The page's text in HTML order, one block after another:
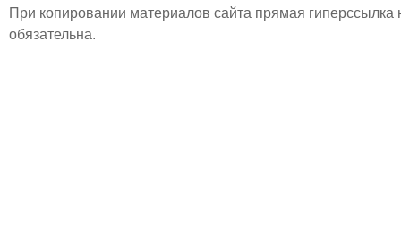
При копировании материалов сайта прямая гиперссылка
обязательна.